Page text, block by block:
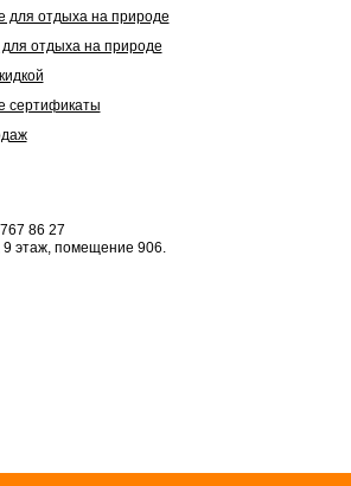
для отдыха на природе
отдыха на природе
сертификаты
86 27
9 этаж, помещение 906.